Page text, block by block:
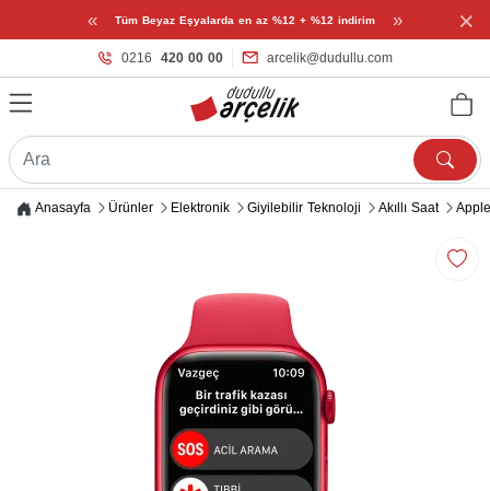
« Tüm Beyaz Eşyalarda en az %12 + %12 indirim » ×
0216 420 00 00 arcelik@dudullu.com
Anasayfa Ürünler Elektronik Giyilebilir Teknoloji Akıllı Saat